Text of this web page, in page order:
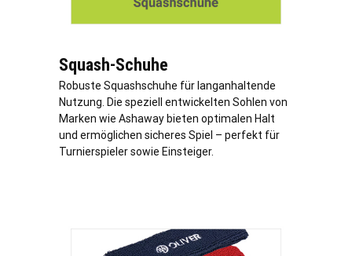
Squash-Schuhe
Robuste Squashschuhe für langanhaltende
Nutzung. Die speziell entwickelten Sohlen von
Marken wie Ashaway bieten optimalen Halt
und ermöglichen sicheres Spiel – perfekt für
Turnierspieler sowie Einsteiger.